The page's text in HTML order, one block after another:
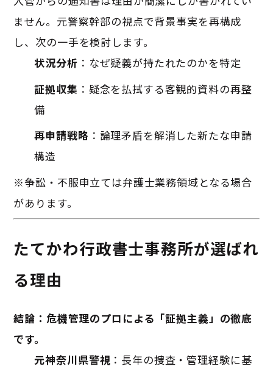
ません。元警察幹部の視点で背景事実を再構成
し、次の一手を検討します。
状況分析 ：なぜ疑義が持たれたのかを特定
証拠収集 ：疑念を払拭する客観的資料の再整
備
再申請戦略 ：論理矛盾を解消した新たな申請
構造
※争訟・不服申立ては弁護士業務領域となる場合
があります。
たてかわ行政書士事務所が選ばれ
る理由
結論：危機管理のプロによる「証拠主義」の徹底
です。
元神奈川県警視 ：長年の捜査・管理経験に基